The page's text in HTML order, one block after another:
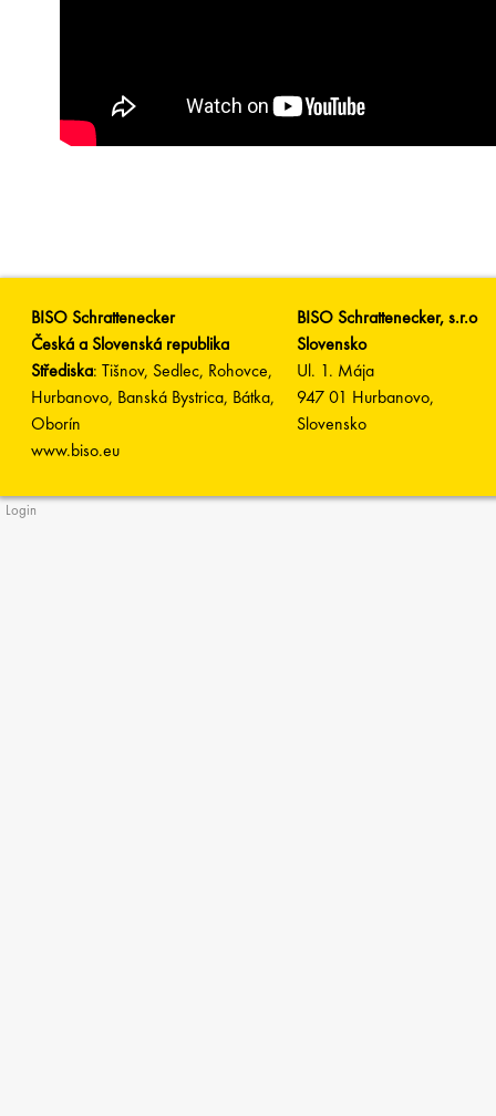
BISO Schrattenecker
Česká a Slovenská republika
Střediska: Tišnov, Sedlec, Rohovce,
Hurbanovo, Banská Bystrica, Bátka,
Oborín
www.biso.eu
BISO Schrattenecker, s.r.o
Slovensko
Ul. 1. Mája
947 01 Hurbanovo,
Slovensko
Login